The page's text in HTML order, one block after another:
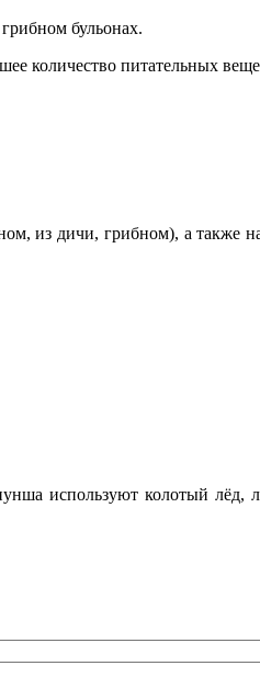
бульонах.
количество питательных
из дичи, грибном), а также
используют колотый лёд,